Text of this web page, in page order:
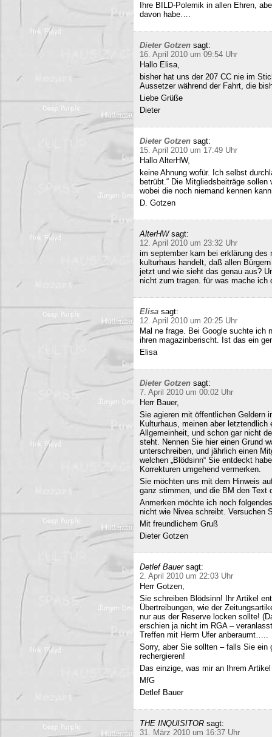
Ihre BILD-Polemik in allen Ehren,
davon habe….
Dieter Gotzen sagt:
16. April 2010 um 09:54 Uhr
Hallo Elisa,
bisher hat uns der 207 CC nie im
Aussetzer während der Fahrt, die
Liebe Grüße
Dieter
Dieter Gotzen sagt:
15. April 2010 um 17:49 Uhr
Hallo AlterHW,
keine Ahnung wofür. Ich selbst
betrübt.“ Die Mitgliedsbeiträge
wobei die noch niemand kennen
D. Gotzen
AlterHW sagt:
12. April 2010 um 23:32 Uhr
im september kam bei erklärung
kulturhaus handelt, daß allen
jetzt und wie sieht das genau aus?
nicht zum tragen. für was mache ich
Elisa sagt:
12. April 2010 um 20:25 Uhr
Mal ne frage. Bei Google suchte ich
ihren magazinberischt. Ist das ein
Elisa
Dieter Gotzen sagt:
7. April 2010 um 00:02 Uhr
Herr Bauer,
Sie agieren mit öffentlichen Geldern
Kulturhaus, meinen aber
Allgemeinheit, und schon gar nicht
steht. Nennen Sie hier einen Grund
unterschreiben, und jährlich einen
welchen „Blödsinn“ Sie entdeckt
Korrekturen umgehend vermerken.
Sie möchten uns mit dem Hinweis
ganz stimmen, und die BM den Text
Anmerken möchte ich noch
nicht wie Nivea schreibt. Versuchen
Mit freundlichem Gruß
Dieter Gotzen
Detlef Bauer sagt:
2. April 2010 um 22:03 Uhr
Herr Gotzen,
Sie schreiben Blödsinn! Ihr Artikel
Übertreibungen, wie der
nur aus der Reserve locken sollte!
erschien ja nicht im RGA –
Treffen mit Herrn Ufer anberaumt…..
Sorry, aber Sie sollten – falls Sie ein
rechergieren!
Das einzige, was mir an Ihrem
MfG
Detlef Bauer
THE INQUISITOR sagt:
31. März 2010 um 16:37 Uhr